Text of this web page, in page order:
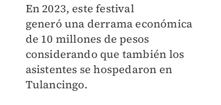
En 2023, este festival
generó una derrama económica
de 10 millones de pesos
considerando que también los
asistentes sehospedaron en
Tulancingo.